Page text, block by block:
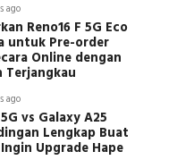
ago
Reno16 F 5G Eco
untuk Pre-order
Online dengan
Terjangkau
ago
vs Galaxy A25
Lengkap Buat
Upgrade Hape